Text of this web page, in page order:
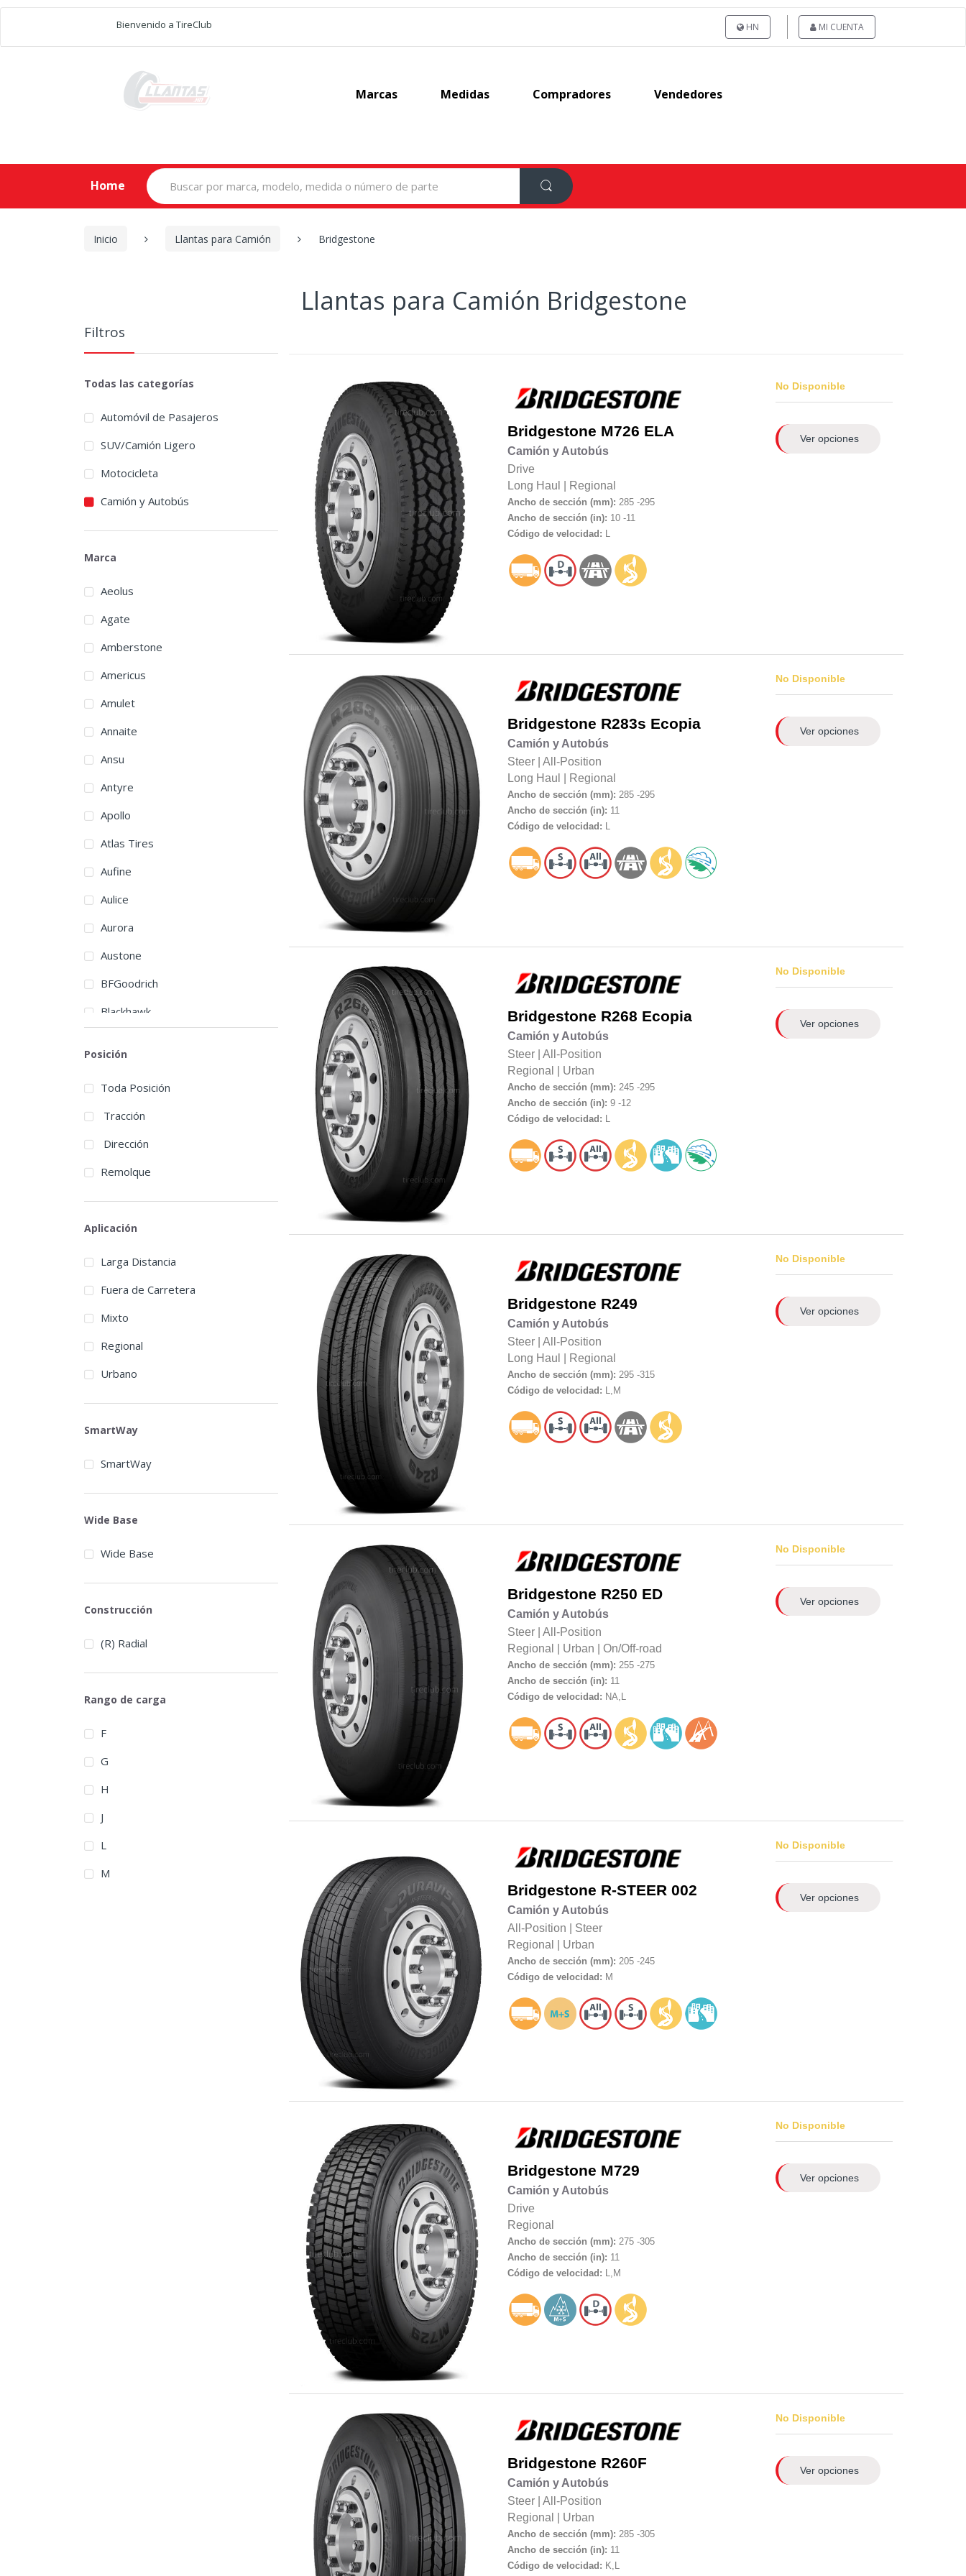
Bienvenido a TireClub HN MI CUENTA
Marcas Medidas Compradores Vendedores
Home
Search
for:
Inicio Llantas para Camión Bridgestone
Llantas para Camión Bridgestone
Bridgestone M726 ELA
Camión y Autobús
Drive
Long Haul
Regional
Ancho de sección (mm): 285 -295
Ancho de sección (in): 10 -11
Código de velocidad: L
No Disponible
Ver opciones
Bridgestone R283s Ecopia
Camión y Autobús
Steer
All-Position
Long Haul
Regional
Ancho de sección (mm): 285 -295
Ancho de sección (in): 11
Código de velocidad: L
No Disponible
Ver opciones
Bridgestone R268 Ecopia
Camión y Autobús
Steer
All-Position
Regional
Urban
Ancho de sección (mm): 245 -295
Ancho de sección (in): 9 -12
Código de velocidad: L
No Disponible
Ver opciones
Bridgestone R249
Camión y Autobús
Steer
All-Position
Long Haul
Regional
Ancho de sección (mm): 295 -315
Código de velocidad: L,M
No Disponible
Ver opciones
Bridgestone R250 ED
Camión y Autobús
Steer
All-Position
Regional
Urban On/Off-road
Ancho de sección (mm): 255 -275
Ancho de sección (in): 11
Código de velocidad: NA,L
No Disponible
Ver opciones
Bridgestone R-STEER 002
Camión y Autobús
All-Position
Steer
Regional
Urban
Ancho de sección (mm): 205 -245
Código de velocidad: M
No Disponible
Ver opciones
Bridgestone M729
Camión y Autobús
Drive
Regional
Ancho de sección (mm): 275 -305
Ancho de sección (in): 11
Código de velocidad: L,M
No Disponible
Ver opciones
Bridgestone R260F
Camión y Autobús
Steer
All-Position
Regional
Urban
Ancho de sección (mm): 285 -305
Ancho de sección (in): 11
Código de velocidad: K,L
No Disponible
Ver opciones
Filtros
Todas las categorías
Automóvil de Pasajeros
SUV/Camión Ligero
Motocicleta
Camión y Autobús
Marca
Aeolus
Agate
Amberstone
Americus
Amulet
Annaite
Ansu
Antyre
Apollo
Atlas Tires
Aufine
Aulice
Aurora
Austone
BFGoodrich
Blackhawk
Bridgestone
Cachland
Chengshan
Continental
Dayton
Deruibo
Double Coin
Doublestar
Dovroad
Durun
Ecosaver
El Dorado
Empire
Euzkadi
Giti
Gladiator
Golden Crown
Goldpartner
Goodride
Goodyear
Posición
Toda Posición
Tracción
Dirección
Remolque
Aplicación
Larga Distancia
Fuera de Carretera
Mixto
Regional
Urbano
SmartWay
SmartWay
Wide Base
Wide Base
Construcción
(R) Radial
Rango de carga
F
G
H
J
L
M